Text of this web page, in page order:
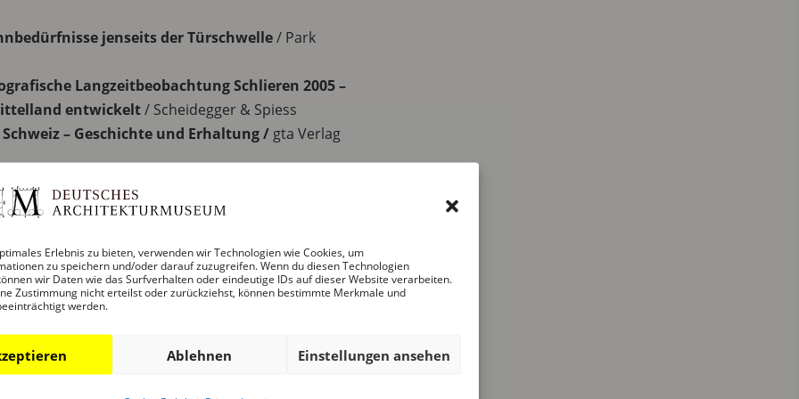
Erlebnis zu bieten, verwenden wir Technologien wie Cookies, um
zu speichern und/oder darauf zuzugreifen. Wenn du diesen Technologien
wir Daten wie das Surfverhalten oder eindeutige IDs auf dieser Website verarbeiten.
Zustimmung nicht erteilst oder zurückziehst, können bestimmte Merkmale und
werden.
Ablehnen Einstellungen ansehen
jenseits der Türschwelle/ Park
Langzeitbeobachtung Schlieren 2005 –
entwickelt/ Scheidegger & Spiess
– Geschichte und Erhaltung / gta Verlag
emissionsarm und zirkular saniert
Construction 1945 – 1975
1982 – 2022. Leggere il tempo/ Park Books
Books
regarded, honors the best architectural books of
from all over the world accepted the joint